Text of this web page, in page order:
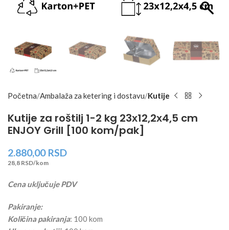
Početna Ambalaža za ketering i dostavu Kutije
Kutije za roštilj 1-2 kg 23х12,2х4,5 cm
ENJOY Grill [100 kom/pak]
2.880,00 RSD
28,8 RSD/kom
Cena uključuje PDV
Pakiranje:
Količina pakiranja: 100 kom